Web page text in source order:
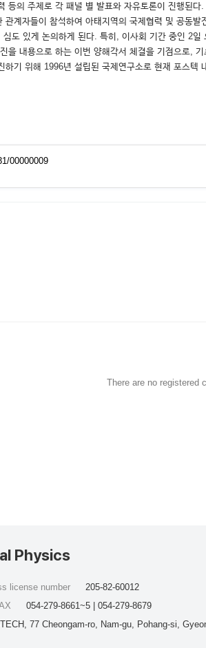
등의 주제로 각 패널 별 발표와 자유토론이 진행된
관계자들이 참석하여 아태지역의 국제협력 및 공
도 있게 논의하게 된다. 특히, 이사회 기간 중인
내용으로 하는 이번 양해각서 체결을 기점으로,
기 위해 1996년 설립된 국제연구소로 현재 포스
00000009
There are no registered
Physics
77 Cheongam-ro, Nam-gu, Pohang-si,
license number
205-82-60012
054-279-8661~5 | 054-279-8679